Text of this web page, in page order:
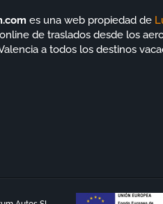
es una web propiedad de
de traslados desde los
a todos los destinos